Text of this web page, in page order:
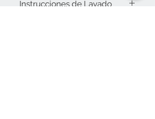
medidas pueden variar levemente
Instrucciones de Lavado